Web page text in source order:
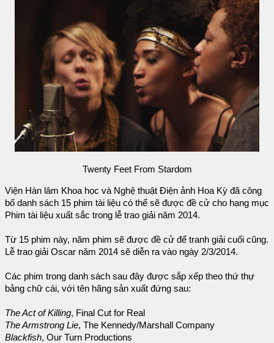
Twenty Feet From Stardom
Viện Hàn lâm Khoa học và Nghệ thuật Điện ảnh Hoa Kỳ đã công
bố danh sách 15 phim tài liệu có thể sẽ được đề cử cho hạng mục
Phim tài liệu xuất sắc trong lễ trao giải năm 2014.
Từ 15 phim này, năm phim sẽ được đề cử để tranh giải cuối cũng.
Lễ trao giải Oscar năm 2014 sẽ diễn ra vào ngày 2/3/2014.
Các phim trong danh sách sau đây được sắp xếp theo thứ thự
bảng chữ cái, với tên hãng sản xuất đứng sau:
The Act of Killing, Final Cut for Real
The Armstrong Lie, The Kennedy/Marshall Company
Blackfish, Our Turn Productions